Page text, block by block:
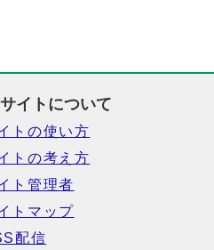
イトについて
トの使い方
トの考え方
ト管理者
トマップ
配信